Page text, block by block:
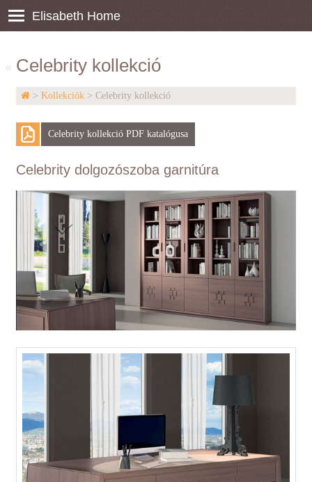
Elisabeth Home
Celebrity kollekció
«
> Kollekciók > Celebrity kollekció
Celebrity kollekció PDF katalógusa
Celebrity dolgozószoba garnitúra